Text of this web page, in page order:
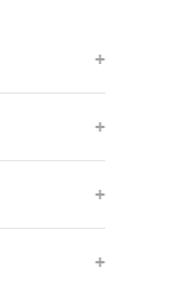
+
+
+
+